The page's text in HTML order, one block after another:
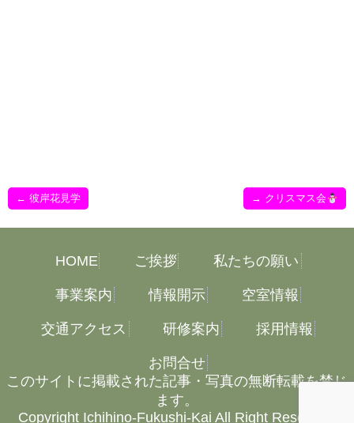
← 彼岸花見学 → クリスマス会
HOME ご挨拶 私たちの願い
事業案内 情報開示 空室情報
交通アクセス 研修案内 採用情報
お問合せ
このサイトに掲載された記事・写真の無断転載を禁じ
ます。
Copyright Ichihino-Fukushi-Kai All Right Reserved.